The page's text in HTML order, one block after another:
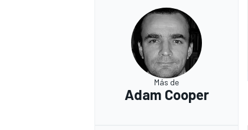
Más de
Adam Cooper